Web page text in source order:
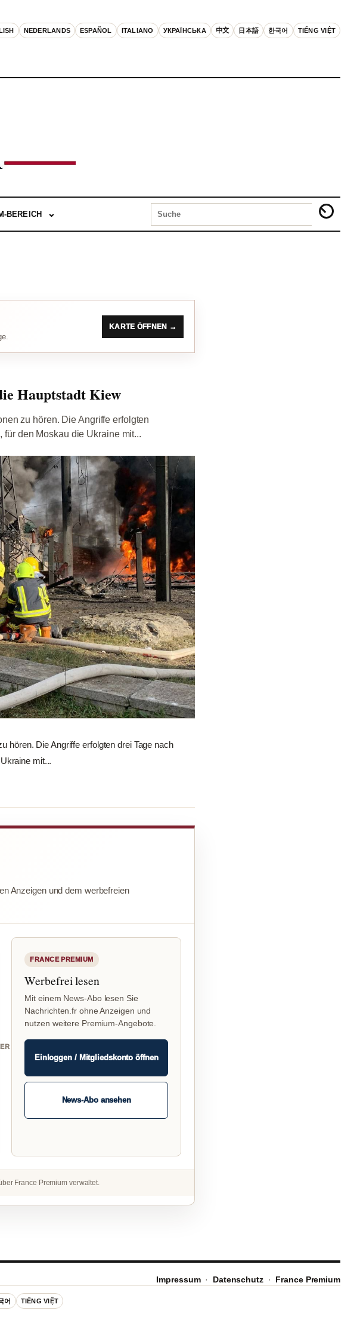
NEDERLANDS ESPAÑOL ITALIANO УКРАЇНСЬКА 中文 日本語 한국어 TIẾNG VIỆT
BEREICH
KARTE ÖFFNEN →
Hauptstadt Kiew
zu hören. Die Angriffe erfolgten
den Moskau die Ukraine mit...
hören. Die Angriffe erfolgten drei Tage nach
mit...
Anzeigen und dem werbefreien
FRANCE PREMIUM
Werbefrei lesen
Mit einem News-Abo lesen Sie
Nachrichten.fr ohne Anzeigen und
nutzen weitere Premium-Angebote.
Einloggen / Mitgliedskonto öffnen
News-Abo ansehen
France Premium verwaltet.
Impressum· Datenschutz· France Premium
어 TIẾNG VIỆT